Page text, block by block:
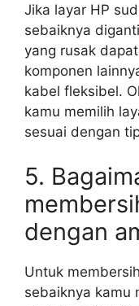
Jika layar HP
sebaiknya
yang rusak
komponen
kabel fleksibel.
kamu memilih
sesuai dengan
5.
dengan
Untuk
sebaiknya kamu